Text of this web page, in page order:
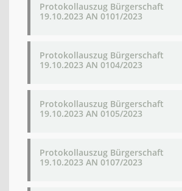
Protokollauszug Bürgerschaft
19.10.2023 AN 0101/2023
Protokollauszug Bürgerschaft
19.10.2023 AN 0104/2023
Protokollauszug Bürgerschaft
19.10.2023 AN 0105/2023
Protokollauszug Bürgerschaft
19.10.2023 AN 0107/2023